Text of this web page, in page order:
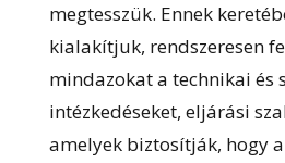
megtesszük. Ennek
kialakítjuk, rendszeresen
mindazokat a technikai és
intézkedéseket, eljárási
amelyek biztosítják, hogy